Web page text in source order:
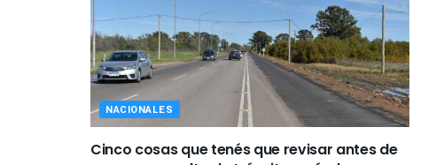
NACIONALES
Cinco cosas que tenés que revisar antes de